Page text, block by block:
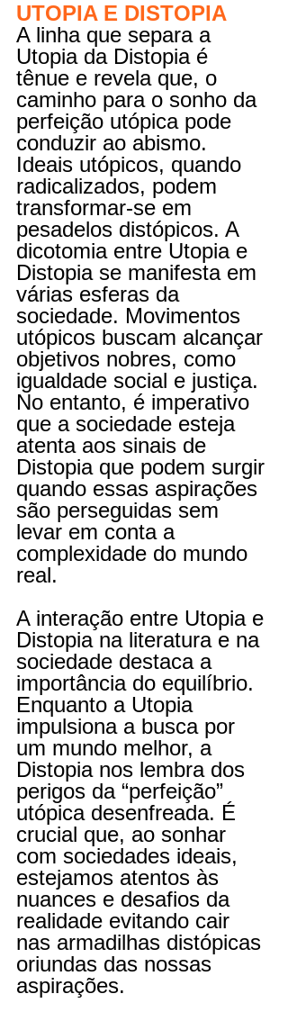
UTOPIA E DISTOPIA
A linha que separa a
Utopia da Distopia é
tênue e revela que, o
caminho para o sonho da
perfeição utópica pode
conduzir ao abismo.
Ideais utópicos, quando
radicalizados, podem
transformar-se em
pesadelos distópicos. A
dicotomia entre Utopia e
Distopia se manifesta em
várias esferas da
sociedade. Movimentos
utópicos buscam alcançar
objetivos nobres, como
igualdade social e justiça.
No entanto, é imperativo
que a sociedade esteja
atenta aos sinais de
Distopia que podem surgir
quando essas aspirações
são perseguidas sem
levar em conta a
complexidade do mundo
real.
A interação entre Utopia e
Distopia na literatura e na
sociedade destaca a
importância do equilíbrio.
Enquanto a Utopia
impulsiona a busca por
um mundo melhor, a
Distopia nos lembra dos
perigos da “perfeição”
utópica desenfreada. É
crucial que, ao sonhar
com sociedades ideais,
estejamos atentos às
nuances e desafios da
realidade evitando cair
nas armadilhas distópicas
oriundas das nossas
aspirações.